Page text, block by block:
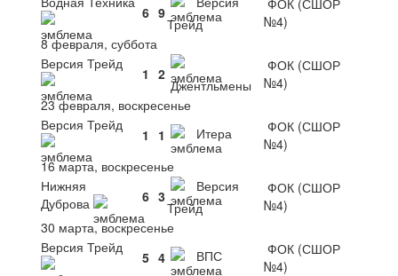
6 9
Трейд
№4)
8 февраля, суббота
Версия Трейд
1 2
Джентльмены
ФОК (СШОР
№4)
23 февраля, воскресенье
Версия Трейд
1 1 Итера
ФОК (СШОР
№4)
16 марта, воскресенье
Нижняя
Дуброва
6 3
Версия
Трейд
ФОК (СШОР
№4)
30 марта, воскресенье
Версия Трейд
5 4 ВПС
ФОК (СШОР
№4)